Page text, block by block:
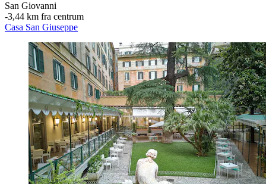
San Giovanni
‐3,44 km fra centrum
Casa San Giuseppe